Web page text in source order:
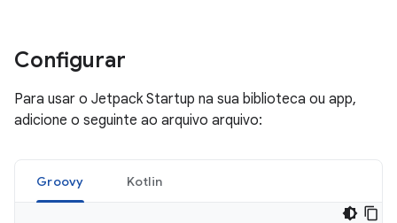
Configurar
Para usar o Jetpack Startup na sua biblioteca ou app,
adicione o seguinte ao arquivo arquivo:
Groovy Kotlin